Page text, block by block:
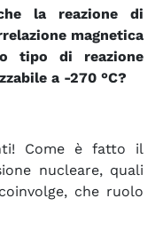
la reazione di
magnetica
tipo di reazione
a -270 °C?
Come è fatto il
nucleare, quali
che ruolo